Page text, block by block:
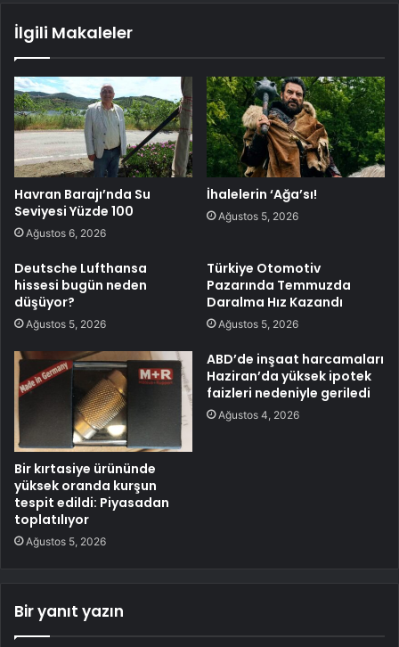
İlgili Makaleler
Havran Barajı’nda Su
Seviyesi Yüzde 100
Ağustos 6, 2026
İhalelerin ‘Ağa’sı!
Ağustos 5, 2026
Deutsche Lufthansa
hissesi bugün neden
düşüyor?
Ağustos 5, 2026
Türkiye Otomotiv
Pazarında Temmuzda
Daralma Hız Kazandı
Ağustos 5, 2026
Bir kırtasiye ürününde
yüksek oranda kurşun
tespit edildi: Piyasadan
toplatılıyor
Ağustos 5, 2026
ABD’de inşaat harcamaları
Haziran’da yüksek ipotek
faizleri nedeniyle geriledi
Ağustos 4, 2026
Bir yanıt yazın